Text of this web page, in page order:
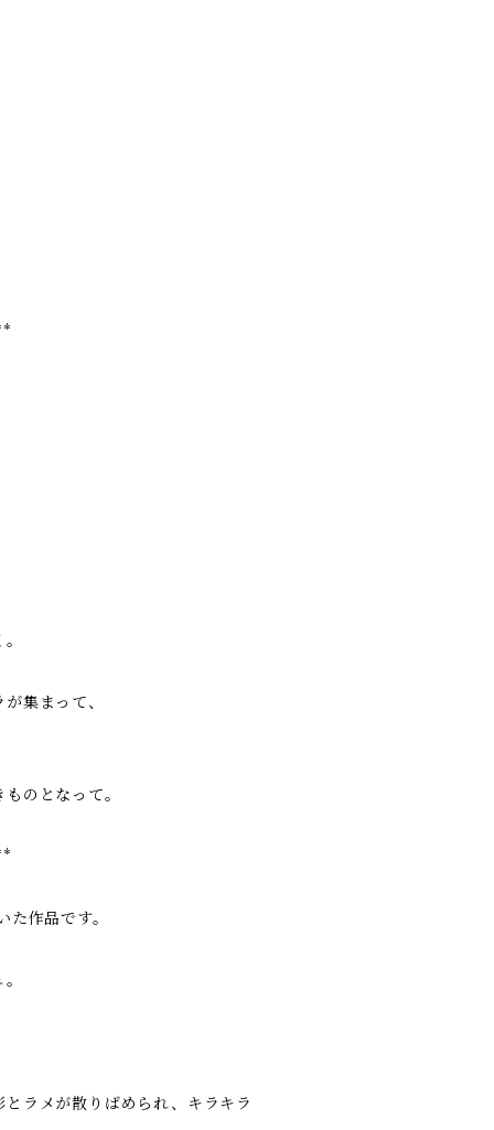
集まって、
のとなって。
作品です。
ラメが散りばめられ、キラキラ